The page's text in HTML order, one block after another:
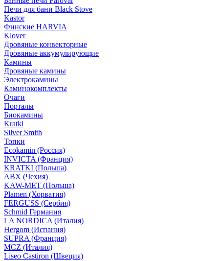
Печи для бани Black Stove
Kastor
Финские HARVIA
Klover
Дровяные конвекторные
Дровяные аккумулирующие
Камины
Дровяные камины
Электрокамины
Каминокомплекты
Очаги
Порталы
Биокамины
Kratki
Silver Smith
Топки
Ecokamin (Россия)
INVICTA (Франция)
KRATKI (Польша)
ABX (Чехия)
KAW-MET (Польша)
Plamen (Хорватия)
FERGUSS (Сербия)
Schmid Германия
LA NORDICA (Италия)
Hergom (Испания)
SUPRA (Франция)
MCZ (Италия)
Liseo Castiron (Швеция)